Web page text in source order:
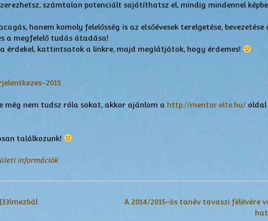
számtalan potenciált sajátíthatsz el, mindig mindennel
hanem komoly felelősség is az elsőévesek terelgetése, bevezetése
a megfelelő tudás átadása!
érdekel, kattintsatok a linkre, majd meglátjátok, hogy érdemes!
2015
még nem tudsz róla sokat, akkor ajánlom a http://mentor.elte.hu/ oldal
találkozunk!
információk
A 2014/2015-ös tanév tavaszi félévére